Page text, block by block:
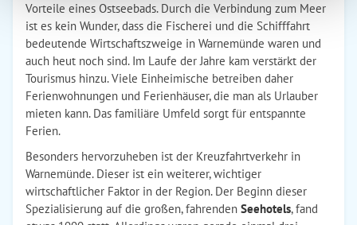
Vorteile eines Ostseebads. Durch die Verbindung zum Meer
ist es kein Wunder, dass die Fischerei und die Schifffahrt
bedeutende Wirtschaftszweige in Warnemünde waren und
auch heut noch sind. Im Laufe der Jahre kam verstärkt der
Tourismus hinzu. Viele Einheimische betreiben daher
Ferienwohnungen und Ferienhäuser, die man als Urlauber
mieten kann. Das familiäre Umfeld sorgt für entspannte
Ferien.
Besonders hervorzuheben ist der Kreuzfahrtverkehr in
Warnemünde. Dieser ist ein weiterer, wichtiger
wirtschaftlicher Faktor in der Region. Der Beginn dieser
Spezialisierung auf die großen, fahrenden Seehotels, fand